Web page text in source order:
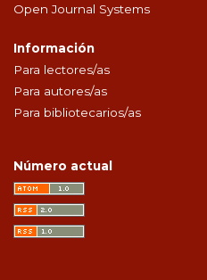
Open Journal Systems
Información
Para lectores/as
Para autores/as
Para bibliotecarios/as
Número actual